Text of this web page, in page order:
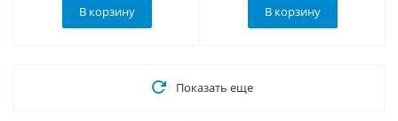
В корзину В корзину
Показать еще